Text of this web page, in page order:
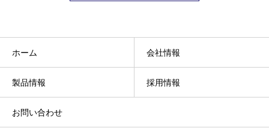
ホーム 会社情報
製品情報 採用情報
お問い合わせ